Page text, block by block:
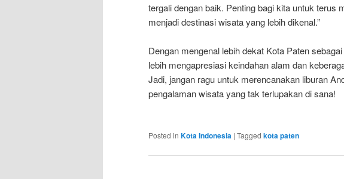
tergali dengan baik. Penting bagi kita untuk terus
menjadi destinasi wisata yang lebih dikenal.”
Dengan mengenal lebih dekat Kota Paten
lebih mengapresiasi keindahan alam dan
Jadi, jangan ragu untuk merencanakan liburan
pengalaman wisata yang tak terlupakan di sana!
Posted in Kota Indonesia | Tagged kota paten